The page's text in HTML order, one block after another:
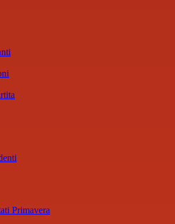
Primavera